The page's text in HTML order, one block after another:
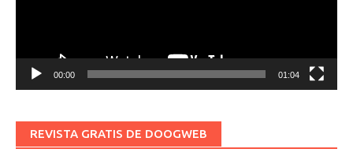
00:00 01:04
REVISTA GRATIS DE DOOGWEB